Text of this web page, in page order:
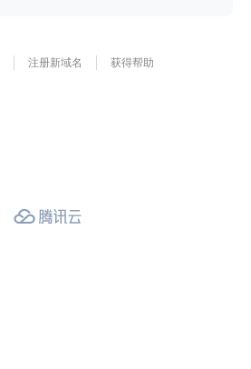
注册新域名 获得帮助